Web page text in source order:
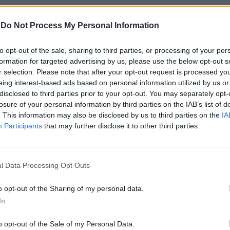
Do Not Process My Personal Information
opt-out of the sale, sharing to third parties, or processing of your
for targeted advertising by us, please use the below opt-out
selection. Please note that after your opt-out request is processed
interest-based ads based on personal information utilized by us
to third parties prior to your opt-out. You may separately
of your personal information by third parties on the IAB’s list of
This information may also be disclosed by us to third parties on the
Participants that may further disclose it to other third parties.
Data Processing Opt Outs
opt-out of the Sharing of my personal data.
opt-out of the Sale of my Personal Data.
atividades e equipamentos do Agrupamento
Reconnaissance) e do Esquadrão de
e executou um exercício de reconhecimento na
de Cavalaria da Academia Militar, permitindo
operacional.